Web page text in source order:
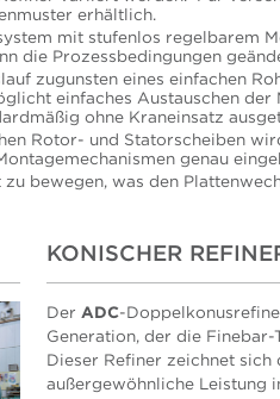
erhältlich.
mit stufenlos regelbarem
die Prozessbedingungen
zugunsten eines einfachen
einfaches Austauschen der
ohne Kraneinsatz
Rotor- und Statorscheiben
genau
bewegen, was den
KONISCHER
DerADC-
Generation, der die
Dieser Refiner zeichnet
außergewöhnliche Leistung